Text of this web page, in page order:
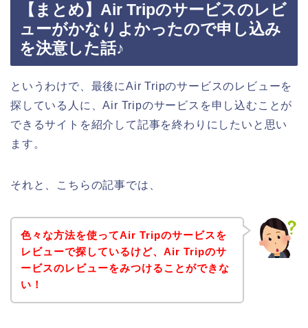
【まとめ】Air Tripのサービスのレビ
ューがかなりよかったので申し込み
を決意した話♪
というわけで、最後にAir Tripのサービスのレビューを
探している人に、Air Tripのサービスを申し込むことが
できるサイトを紹介して記事を終わりにしたいと思い
ます。
それと、こちらの記事では、
色々な方法を使ってAir Tripのサービスを
レビューで探しているけど、Air Tripのサ
ービスのレビューをみつけることができな
い！